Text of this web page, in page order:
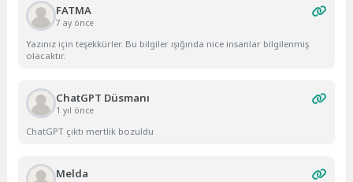
FATMA
7 ay önce
Yazınız için teşekkürler. Bu bilgiler ışığında nice insanlar bilgilenmiş
olacaktır.
ChatGPT Düsmanı
1 yıl önce
ChatGPT çıktı mertlik bozuldu
Melda